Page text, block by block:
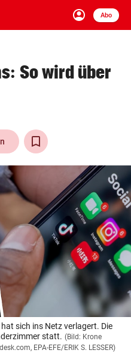
account_circle
Anmelden
Abo
close Schließen
arrow_right
2026
So wird über
sich ins Netz verlagert. Die
statt. (Bild: Krone
EPA-EFE/ERIK S. LESSER)